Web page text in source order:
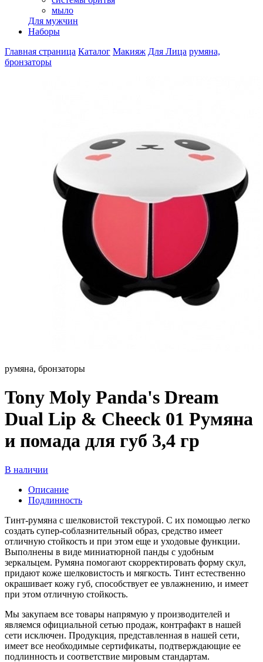
мыло
Для мужчин
Наборы
Главная страница Каталог Макияж Для Лица румяна,
бронзаторы
румяна, бронзаторы
Tony Moly Panda's Dream
Dual Lip & Сheeck 01 Румяна
и помада для губ 3,4 гр
В наличии
Описание
Подлинность
Тинт-румяна с шелковистой текстурой. С их помощью легко
создать супер-соблазнительный образ, средство имеет
отличную стойкость и при этом еще и уходовые функции.
Выполнены в виде миниатюрной панды с удобным
зеркальцем. Румяна помогают скорректировать форму скул,
придают коже шелковистость и мягкость. Тинт естественно
окрашивает кожу губ, способствует ее увлажнению, и имеет
при этом отличную стойкость.
Мы закупаем все товары напрямую у производителей и
являемся официальной сетью продаж, контрафакт в нашей
сети исключен. Продукция, представленная в нашей сети,
имеет все необходимые сертификаты, подтверждающие ее
подлинность и соответствие мировым стандартам.